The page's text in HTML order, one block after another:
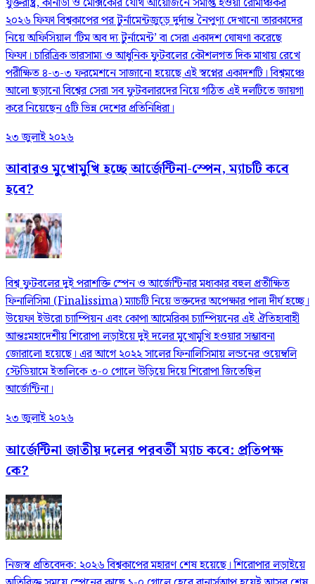
২০২৬ ফিফা বিশ্বকাপের পর টুর্নামেন্টজুড়ে দুর্দান্ত নৈপুণ্য দেখানো তারকাদের
নিয়ে অফিসিয়াল ‘টিম অব দ্য টুর্নামেন্ট’ বা সেরা একাদশ ঘোষণা করেছে
ফিফা। চারিত্রিক ভারসাম্য ও আধুনিক ফুটবলের কৌশলগত দিক মাথায় রেখে
পরীক্ষিত ৪-৩-৩ ফরমেশনে সাজানো হয়েছে এই স্বপ্নের একাদশটি। বিশ্বমঞ্চে
আলো ছড়ানো বিশ্বের সেরা সব ফুটবলারদের নিয়ে গঠিত এই দলটিতে জায়গা
করে নিয়েছেন ৫টি ভিন্ন দেশের প্রতিনিধিরা।
২৩ জুলাই ২০২৬
আবারও মুখোমুখি হচ্ছে আর্জেন্টিনা-স্পেন, ম্যাচটি কবে
হবে?
বিশ্ব ফুটবলের দুই পরাশক্তি স্পেন ও আর্জেন্টিনার মধ্যকার বহুল প্রতীক্ষিত
ফিনালিসিমা (Finalissima) ম্যাচটি নিয়ে ভক্তদের অপেক্ষার পালা দীর্ঘ হচ্ছে।
উয়েফা ইউরো চ্যাম্পিয়ন এবং কোপা আমেরিকা চ্যাম্পিয়নের এই ঐতিহ্যবাহী
আন্তঃমহাদেশীয় শিরোপা লড়াইয়ে দুই দলের মুখোমুখি হওয়ার সম্ভাবনা
জোরালো হয়েছে। এর আগে ২০২২ সালের ফিনালিসিমায় লন্ডনের ওয়েম্বলি
স্টেডিয়ামে ইতালিকে ৩-০ গোলে উড়িয়ে দিয়ে শিরোপা জিতেছিল
আর্জেন্টিনা।
২৩ জুলাই ২০২৬
আর্জেন্টিনা জাতীয় দলের পরবর্তী ম্যাচ কবে: প্রতিপক্ষ
কে?
নিজস্ব প্রতিবেদক: ২০২৬ বিশ্বকাপের মহারণ শেষ হয়েছে। শিরোপার লড়াইয়ে